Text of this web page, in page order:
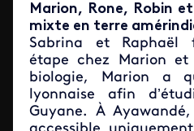
Marion, Rone, Robin
mixte en terre
Sabrina et Raphaël
étape chez Marion et
biologie, Marion a
lyonnaise afin
Guyane. À